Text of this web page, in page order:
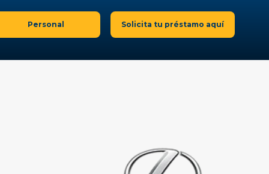
Personal Solicita tu préstamo aquí